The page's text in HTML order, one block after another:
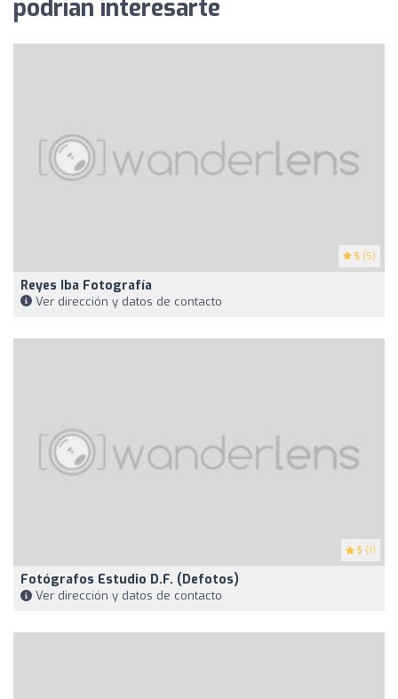
podrían interesarte
5 (5)
Reyes Iba Fotografía
Ver dirección y datos de contacto
5 (1)
Fotógrafos Estudio D.F. (defotos)
Ver dirección y datos de contacto